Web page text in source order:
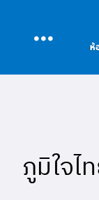
หนังสือ/สื่อการเ
ภูมิใจไ